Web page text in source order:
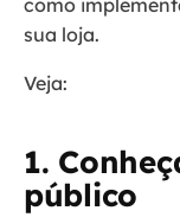
como
sua loja.
Veja:
1.
público